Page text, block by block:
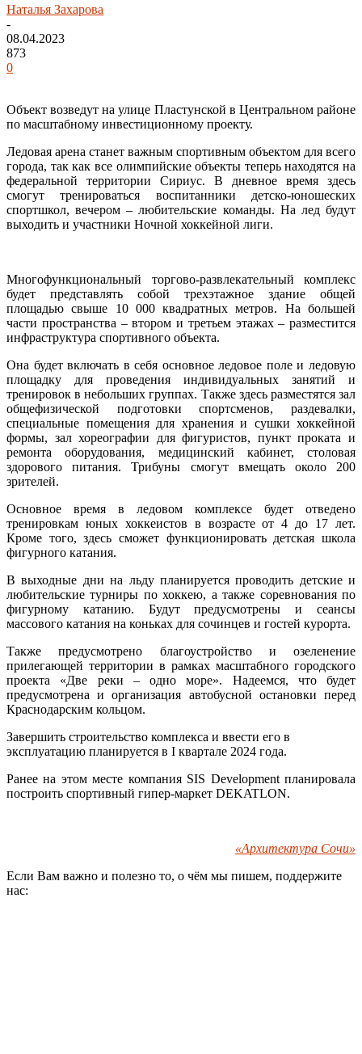
Наталья Захарова
-
08.04.2023
873
0
Объект возведут на улице Пластунской в Центральном районе
по масштабному инвестиционному проекту.
Ледовая арена станет важным спортивным объектом для всего
города, так как все олимпийские объекты теперь находятся на
федеральной территории Сириус. В дневное время здесь
смогут тренироваться воспитанники детско-юношеских
спортшкол, вечером – любительские команды. На лед будут
выходить и участники Ночной хоккейной лиги.
Многофункциональный торгово-развлекательный комплекс
будет представлять собой трехэтажное здание общей
площадью свыше 10 000 квадратных метров. На большей
части пространства – втором и третьем этажах – разместится
инфраструктура спортивного объекта.
Она будет включать в себя основное ледовое поле и ледовую
площадку для проведения индивидуальных занятий и
тренировок в небольших группах. Также здесь разместятся зал
общефизической подготовки спортсменов, раздевалки,
специальные помещения для хранения и сушки хоккейной
формы, зал хореографии для фигуристов, пункт проката и
ремонта оборудования, медицинский кабинет, столовая
здорового питания. Трибуны смогут вмещать около 200
зрителей.
Основное время в ледовом комплексе будет отведено
тренировкам юных хоккеистов в возрасте от 4 до 17 лет.
Кроме того, здесь сможет функционировать детская школа
фигурного катания.
В выходные дни на льду планируется проводить детские и
любительские турниры по хоккею, а также соревнования по
фигурному катанию. Будут предусмотрены и сеансы
массового катания на коньках для сочинцев и гостей курорта.
Также предусмотрено благоустройство и озеленение
прилегающей территории в рамках масштабного городского
проекта «Две реки – одно море». Надеемся, что будет
предусмотрена и организация автобусной остановки перед
Краснодарским кольцом.
Завершить строительство комплекса и ввести его в
эксплуатацию планируется в I квартале 2024 года.
Ранее на этом месте компания SIS Development планировала
построить спортивный гипер-маркет DEKATLON.
«Архитектура Сочи»
Если Вам важно и полезно то, о чём мы пишем, поддержите
нас: